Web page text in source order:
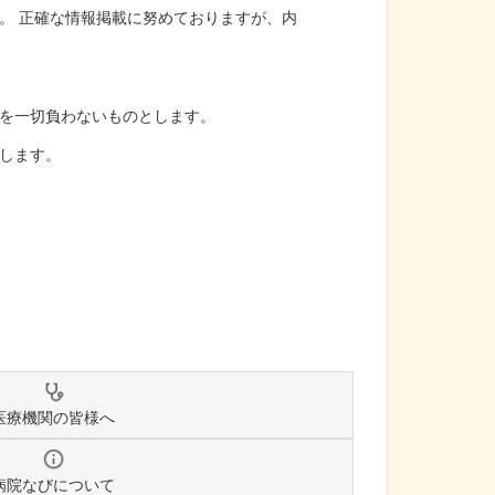
正確な情報掲載に努めておりますが、内
一切負わないものとします。
ます。
療機関の皆様へ
院なびについて